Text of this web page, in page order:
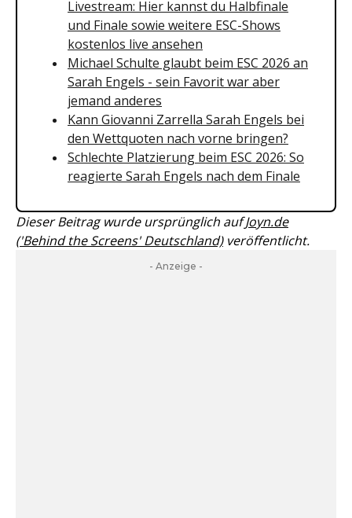
Livestream: Hier kannst du Halbfinale
und Finale sowie weitere ESC-Shows
kostenlos live ansehen
Michael Schulte glaubt beim ESC 2026 an
Sarah Engels - sein Favorit war aber
jemand anderes
Kann Giovanni Zarrella Sarah Engels bei
den Wettquoten nach vorne bringen?
Schlechte Platzierung beim ESC 2026: So
reagierte Sarah Engels nach dem Finale
Dieser Beitrag wurde ursprünglich aufJoyn.de
('Behind the Screens' Deutschland)veröffentlicht.
- Anzeige -